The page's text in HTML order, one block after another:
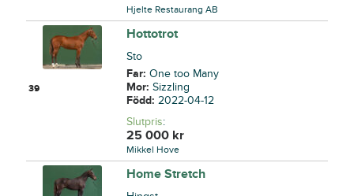
Hjelte Restaurang AB
39
Hottotrot
Sto
Far:One too Many
Mor:Sizzling
Född:2022-04-12
Slutpris:
25 000 kr
Mikkel Hove
Home Stretch